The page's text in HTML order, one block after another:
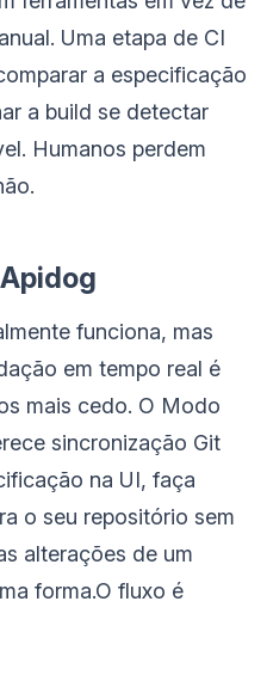
Uma etapa de CI
a especificação
a build se detectar
Humanos perdem
funciona, mas
em tempo real é
mais cedo. O Modo
sincronização Git
na UI, faça
o seu repositório sem
alterações de um
forma.O fluxo é